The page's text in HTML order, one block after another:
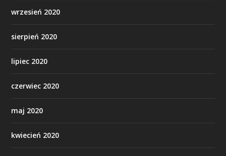
wrzesień 2020
sierpień 2020
lipiec 2020
czerwiec 2020
maj 2020
kwiecień 2020